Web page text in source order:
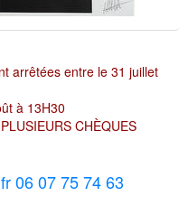
arrêtées entre le 31 juillet
à 13H30
CHÈQUES
06 07 75 74 63